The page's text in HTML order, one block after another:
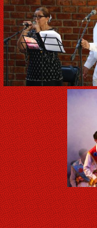
CONCIERTO
“GÉNEROS MUSICALES
COSTA DEL PERÚ” –
2017